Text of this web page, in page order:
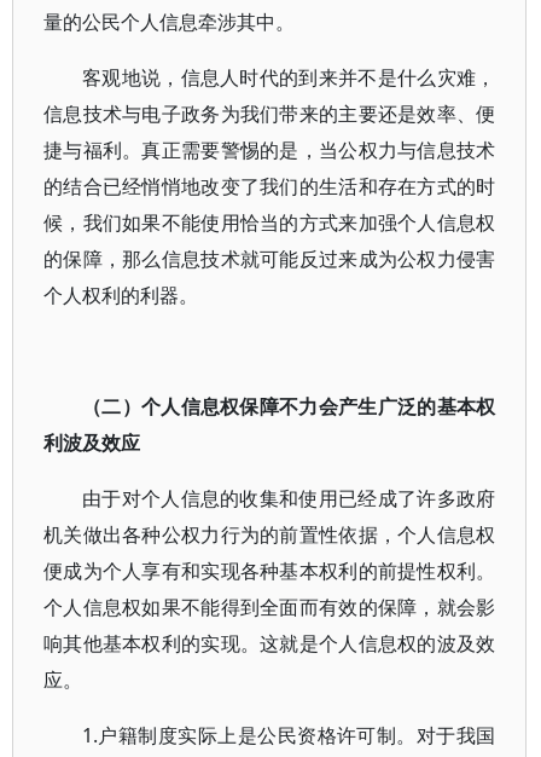
量的公民个人信息牵涉其中。
客观地说，信息人时代的到来并不是什么灾难，
信息技术与电子政务为我们带来的主要还是效率、便
捷与福利。真正需要警惕的是，当公权力与信息技术
的结合已经悄悄地改变了我们的生活和存在方式的时
候，我们如果不能使用恰当的方式来加强个人信息权
的保障，那么信息技术就可能反过来成为公权力侵害
个人权利的利器。
（二）个人信息权保障不力会产生广泛的基本权
利波及效应
由于对个人信息的收集和使用已经成了许多政府
机关做出各种公权力行为的前置性依据，个人信息权
便成为个人享有和实现各种基本权利的前提性权利。
个人信息权如果不能得到全面而有效的保障，就会影
响其他基本权利的实现。这就是个人信息权的波及效
应。
1.户籍制度实际上是公民资格许可制。对于我国